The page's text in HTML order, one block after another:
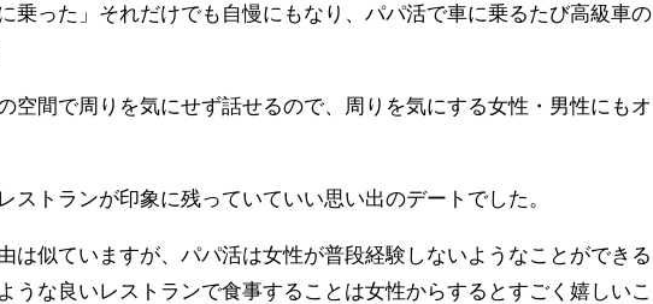
乗った」それだけでも自慢にもなり、パパ活で車に乗るたび高級車の
空間で周りを気にせず話せるので、周りを気にする女性・男性にもオ
ストランが印象に残っていていい思い出のデートでした。
は似ていますが、パパ活は女性が普段経験しないようなことができる
うな良いレストランで食事することは女性からするとすごく嬉しいこ